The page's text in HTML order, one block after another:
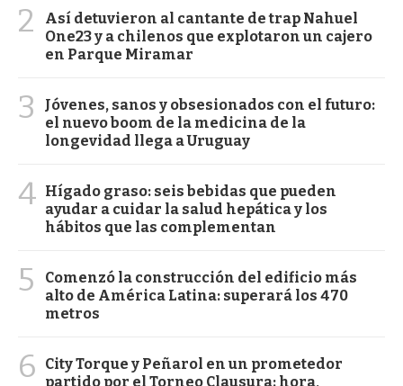
2
Así detuvieron al cantante de trap Nahuel
One23 y a chilenos que explotaron un cajero
en Parque Miramar
3
Jóvenes, sanos y obsesionados con el futuro:
el nuevo boom de la medicina de la
longevidad llega a Uruguay
4 Hígado graso: seis bebidas que pueden
ayudar a cuidar la salud hepática y los
hábitos que las complementan
5
Comenzó la construcción del edificio más
alto de América Latina: superará los 470
metros
6
City Torque y Peñarol en un prometedor
partido por el Torneo Clausura: hora,